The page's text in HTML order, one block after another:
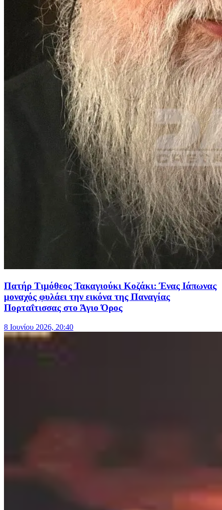
Πατήρ Τιμόθεος Τακαγιούκι Κοζάκι: Ένας Ιάπωνας
μοναχός φυλάει την εικόνα της Παναγίας
Πορταΐτισσας στο Άγιο Όρος
8 Ιουνίου 2026, 20:40